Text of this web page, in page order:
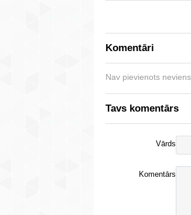
Komentāri
Nav pievienots
Tavs komentārs
Vārds
Komentārs